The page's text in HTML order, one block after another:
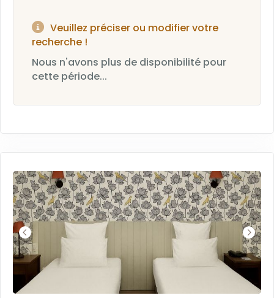
Veuillez préciser ou modifier votre
recherche !
Nous n'avons plus de disponibilité pour
cette période...